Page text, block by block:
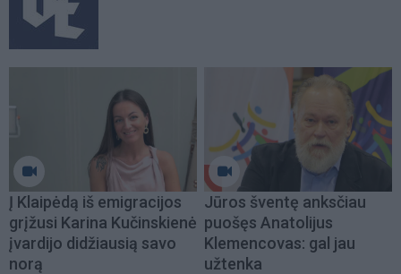
Į Klaipėdą iš emigracijos
grįžusi Karina Kučinskienė
įvardijo didžiausią savo
norą
Jūros šventę anksčiau
puošęs Anatolijus
Klemencovas: gal jau
užtenka